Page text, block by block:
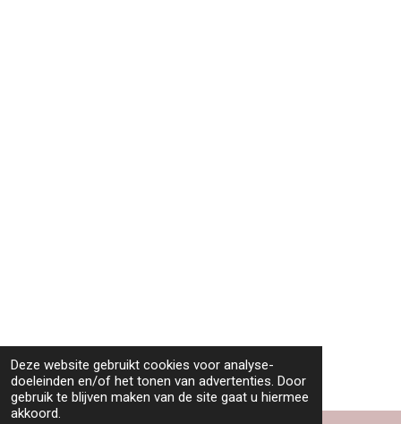
Deze website gebruikt cookies voor analyse-
doeleinden en/of het tonen van advertenties. Door
gebruik te blijven maken van de site gaat u hiermee
akkoord.